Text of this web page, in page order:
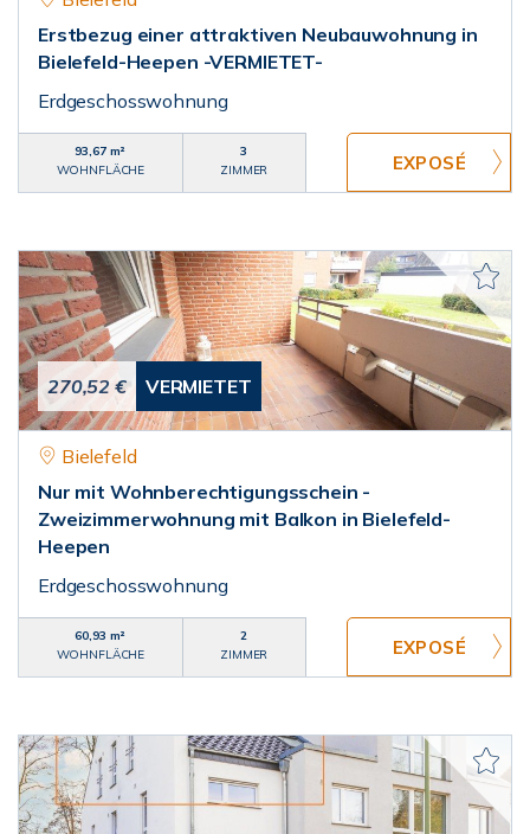
Erstbezug einer attraktiven Neubauwohnung in
Bielefeld-Heepen -VERMIETET-
Erdgeschosswohnung
93,67 m²
WOHNFLÄCHE
3
ZIMMER
270,52 € VERMIETET
Bielefeld
Nur mit Wohnberechtigungsschein -
Zweizimmerwohnung mit Balkon in Bielefeld-
Heepen
Erdgeschosswohnung
60,93 m²
WOHNFLÄCHE
2
ZIMMER